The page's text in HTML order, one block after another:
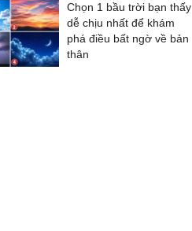
Chọn 1 bầu trời bạn thấy
dễ chịu nhất để khám
phá điều bất ngờ về bản
thân